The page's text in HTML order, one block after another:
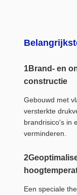
1Brand- en
constructie
Gebouwd met
versterkte
brandrisico's in
verminderen.
Een speciale